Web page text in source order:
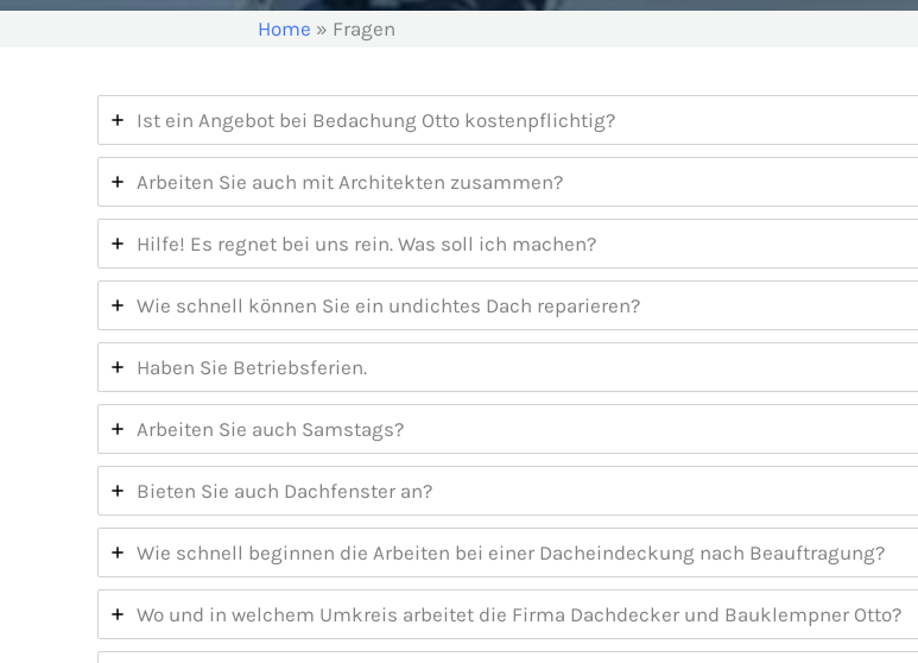
Home » Fragen
Ist ein Angebot bei Bedachung Otto kostenpflichtig?
Arbeiten Sie auch mit Architekten zusammen?
Hilfe! Es regnet bei uns rein. Was soll ich machen?
Wie schnell können Sie ein undichtes Dach reparieren?
Haben Sie Betriebsferien.
Arbeiten Sie auch Samstags?
Bieten Sie auch Dachfenster an?
Wie schnell beginnen die Arbeiten bei einer Dacheindeckung nach Beauftragung?
Wo und in welchem Umkreis arbeitet die Firma Dachdecker und Bauklempner Otto?